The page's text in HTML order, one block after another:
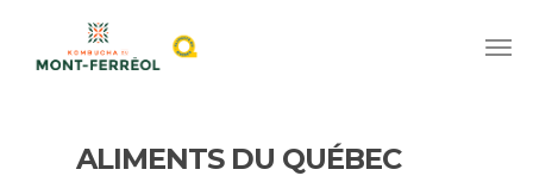
ALIMENTS DU QUÉBEC